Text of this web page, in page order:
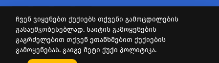
ყველა უფლება დაცულია
საიტის პროვაიდერი Webdoors.ge
ჩვენ ვიყენებთ ქუქიებს თქვენი გამოცდილების
გასაუმჯობესებლად. საიტის გამოყენების
გაგრძელებით თქვენ ეთანხმებით ქუქიების
გამოყენებას. გაიგე მეტი ქუქი პოლიტიკა.